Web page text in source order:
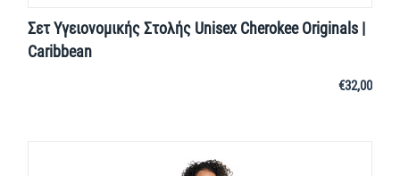
Σετ Υγειονομικής Στολής Unisex Cherokee Originals |
Caribbean
€32,00